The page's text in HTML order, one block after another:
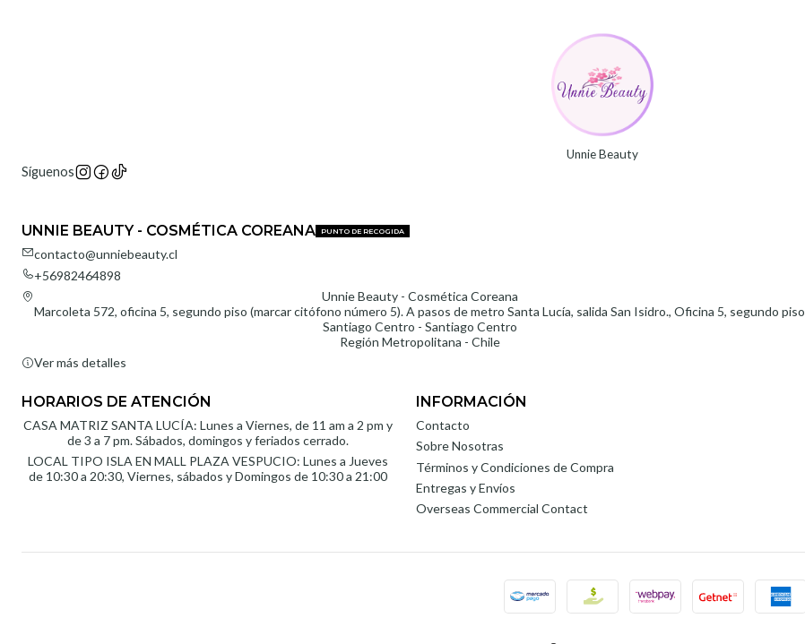
Unnie Beauty
Síguenos
UNNIE BEAUTY - COSMÉTICA COREANA PUNTO DE RECOGIDA
contacto@unniebeauty.cl
+56982464898
Unnie Beauty - Cosmética Coreana
Marcoleta 572, oficina 5, segundo piso (marcar citófono número 5). A pasos de metro Santa Lucía, salida San Isidro., Oficina 5, segundo piso
Santiago Centro - Santiago Centro
Región Metropolitana - Chile
Ver más detalles
HORARIOS DE ATENCIÓN
CASA MATRIZ SANTA LUCÍA: Lunes a Viernes, de 11 am a 2 pm y
de 3 a 7 pm. Sábados, domingos y feriados cerrado.
LOCAL TIPO ISLA EN MALL PLAZA VESPUCIO: Lunes a Jueves
de 10:30 a 20:30, Viernes, sábados y Domingos de 10:30 a 21:00
INFORMACIÓN
Contacto
Sobre Nosotras
Términos y Condiciones de Compra
Entregas y Envíos
Overseas Commercial Contact